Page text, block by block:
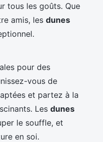
tous les goûts. Que
amis, les dunes
pour des
vous de
et partez à la
Les dunes
le souffle, et
en soi.